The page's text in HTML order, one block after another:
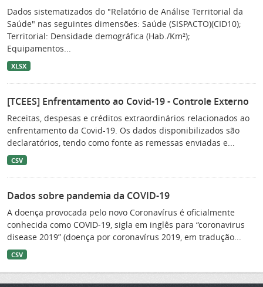
Dados sistematizados do "Relatório de Análise Territorial da
Saúde" nas seguintes dimensões: Saúde (SISPACTO)(CID10);
Territorial: Densidade demográfica (Hab./Km²);
Equipamentos...
XLSX
[TCEES] Enfrentamento ao Covid-19 - Controle Externo
Receitas, despesas e créditos extraordinários relacionados ao
enfrentamento da Covid-19. Os dados disponibilizados são
declaratórios, tendo como fonte as remessas enviadas e...
CSV
Dados sobre pandemia da COVID-19
A doença provocada pelo novo Coronavírus é oficialmente
conhecida como COVID-19, sigla em inglês para “coronavirus
disease 2019” (doença por coronavírus 2019, em tradução...
CSV